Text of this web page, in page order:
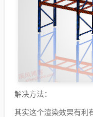
解决方法：
其实这个渲染效果有利